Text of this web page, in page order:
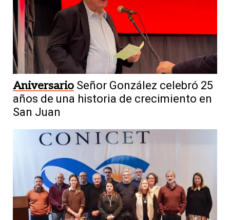
Aniversario Señor González celebró 25
años de una historia de crecimiento en
San Juan